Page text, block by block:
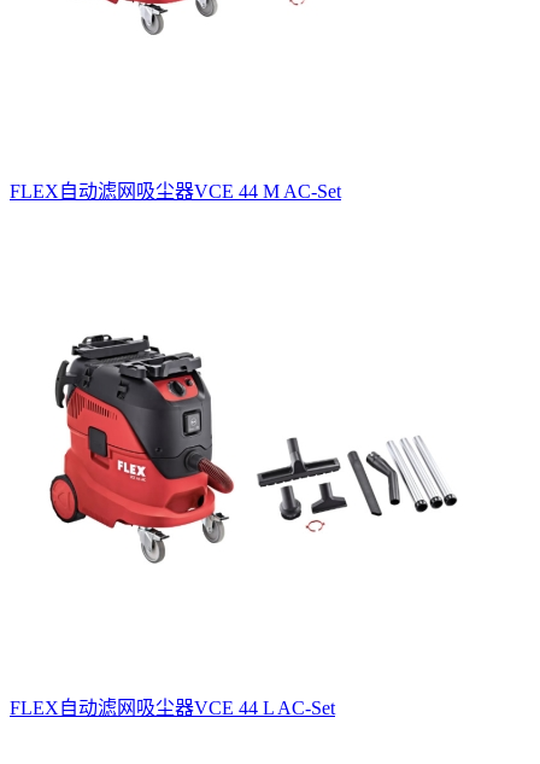
FLEX自动滤网吸尘器VCE 44 M AC-Set
FLEX自动滤网吸尘器VCE 44 L AC-Set